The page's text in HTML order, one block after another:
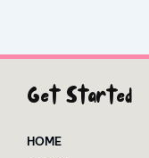
Get Started
HOME